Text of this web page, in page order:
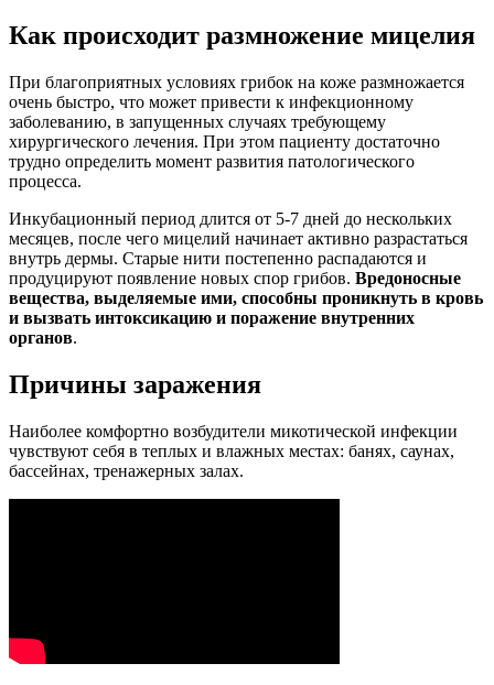
Как происходит размножение мицелия
При благоприятных условиях грибок на коже размножается
очень быстро, что может привести к инфекционному
заболеванию, в запущенных случаях требующему
хирургического лечения. При этом пациенту достаточно
трудно определить момент развития патологического
процесса.
Инкубационный период длится от 5-7 дней до нескольких
месяцев, после чего мицелий начинает активно разрастаться
внутрь дермы. Старые нити постепенно распадаются и
продуцируют появление новых спор грибов. Вредоносные
вещества, выделяемые ими, способны проникнуть в кровь
и вызвать интоксикацию и поражение внутренних
органов.
Причины заражения
Наиболее комфортно возбудители микотической инфекции
чувствуют себя в теплых и влажных местах: банях, саунах,
бассейнах, тренажерных залах.